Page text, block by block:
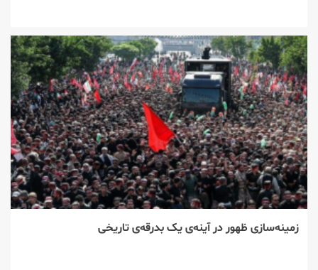
زمینه‌سازی ظهور در آینه‌ی یک بدرقه‌ی تاریخی